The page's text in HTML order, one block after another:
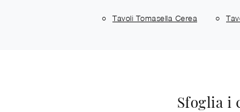
Tavoli Tomasella Cerea
Sfoglia i